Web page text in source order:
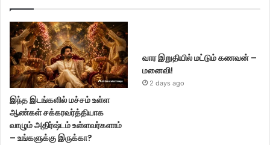
இந்த இடங்களில் மச்சம் உள்ள
ஆண்கள் சக்கரவர்த்தியாக
வாழும் அதிர்ஷ்டம் உள்ளவர்களாம்
– உங்களுக்கு இருக்கா?
வார இறுதியில் மட்டும் கணவன் –
மனைவி!
2 days ago